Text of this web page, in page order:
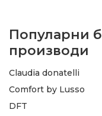
Популарни
производи
Claudia donatelli
Comfort by Lusso
DFT